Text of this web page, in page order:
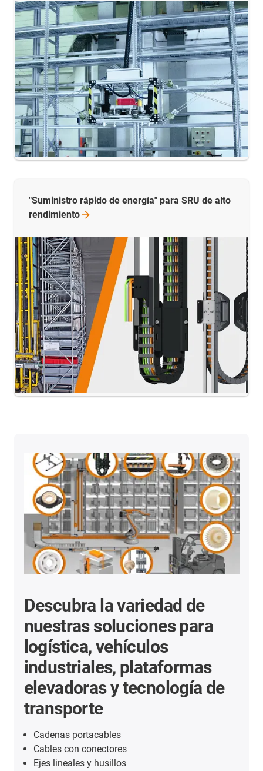
"Suministro rápido de energía" para SRU de alto
rendimiento
Descubra la variedad de
nuestras soluciones para
logística, vehículos
industriales, plataformas
elevadoras y tecnología de
transporte
Cadenas portacables
Cables con conectores
Ejes lineales y husillos